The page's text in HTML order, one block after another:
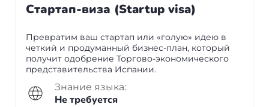
Стартап-виза (Startup visa)
Превратим ваш стартап или «голую» идею в
четкий и продуманный бизнес-план, который
получит одобрение Торгово-экономического
представительства Испании.
Знание языка:
Не требуется